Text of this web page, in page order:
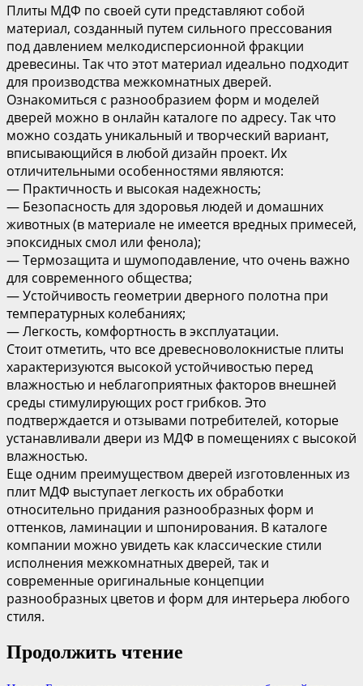
Плиты МДФ по своей сути представляют собой
материал, созданный путем сильного прессования
под давлением мелкодисперсионной фракции
древесины. Так что этот материал идеально подходит
для производства межкомнатных дверей.
Ознакомиться с разнообразием форм и моделей
дверей можно в онлайн каталоге по адресу. Так что
можно создать уникальный и творческий вариант,
вписывающийся в любой дизайн проект. Их
отличительными особенностями являются:
— Практичность и высокая надежность;
— Безопасность для здоровья людей и домашних
животных (в материале не имеется вредных примесей,
эпоксидных смол или фенола);
— Термозащита и шумоподавление, что очень важно
для современного общества;
— Устойчивость геометрии дверного полотна при
температурных колебаниях;
— Легкость, комфортность в эксплуатации.
Стоит отметить, что все древесноволокнистые плиты
характеризуются высокой устойчивостью перед
влажностью и неблагоприятных факторов внешней
среды стимулирующих рост грибков. Это
подтверждается и отзывами потребителей, которые
устанавливали двери из МДФ в помещениях с высокой
влажностью.
Еще одним преимуществом дверей изготовленных из
плит МДФ выступает легкость их обработки
относительно придания разнообразных форм и
оттенков, ламинации и шпонирования. В каталоге
компании можно увидеть как классические стили
исполнения межкомнатных дверей, так и
современные оригинальные концепции
разнообразных цветов и форм для интерьера любого
стиля.
Продолжить чтение